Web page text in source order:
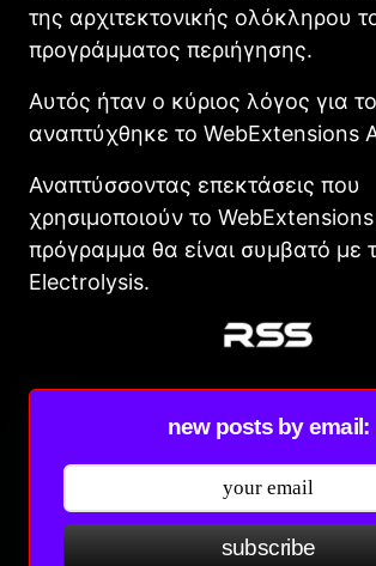
της αρχιτεκτονικής ολόκληρου
προγράμματος περιήγησης.
Αυτός ήταν ο κύριος λόγος για
αναπτύχθηκε το WebExtensions
Αναπτύσσοντας επεκτάσεις που
χρησιμοποιούν το WebExtensions
πρόγραμμα θα είναι συμβατό με
Electrolysis.
new posts by email:
subscribe